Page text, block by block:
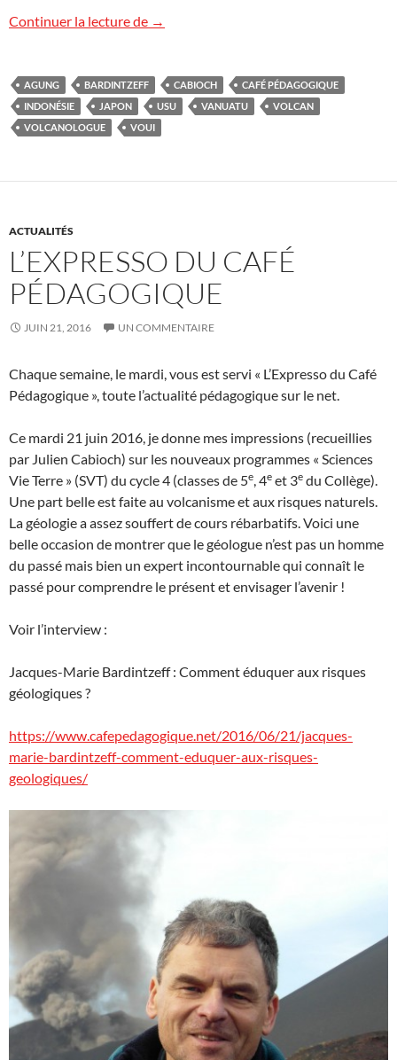
Continuer la lecture de Le Café Pédagogique
→
AGUNG BARDINTZEFF CABIOCH
CAFÉ PÉDAGOGIQUE
INDONÉSIE
JAPON USU VANUATU
VOLCAN
VOLCANOLOGUE
VOUI
ACTUALITÉS
L’EXPRESSO DU CAFÉ
PÉDAGOGIQUE
JUIN 21, 2016 UN COMMENTAIRE
Chaque semaine, le mardi, vous est servi « L’Expresso du Café
Pédagogique », toute l’actualité pédagogique sur le net.
Ce mardi 21 juin 2016, je donne mes impressions (recueillies
par Julien Cabioch) sur les nouveaux programmes « Sciences
Vie Terre » (SVT) du cycle 4 (classes de 5e , 4e et 3e du Collège).
Une part belle est faite au volcanisme et aux risques naturels.
La géologie a assez souffert de cours rébarbatifs. Voici une
belle occasion de montrer que le géologue n’est pas un homme
du passé mais bien un expert incontournable qui connaît le
passé pour comprendre le présent et envisager l’avenir !
Voir l’interview :
Jacques-Marie Bardintzeff : Comment éduquer aux risques
géologiques ?
https://www.cafepedagogique.net/2016/06/21/jacques-
marie-bardintzeff-comment-eduquer-aux-risques-
geologiques/